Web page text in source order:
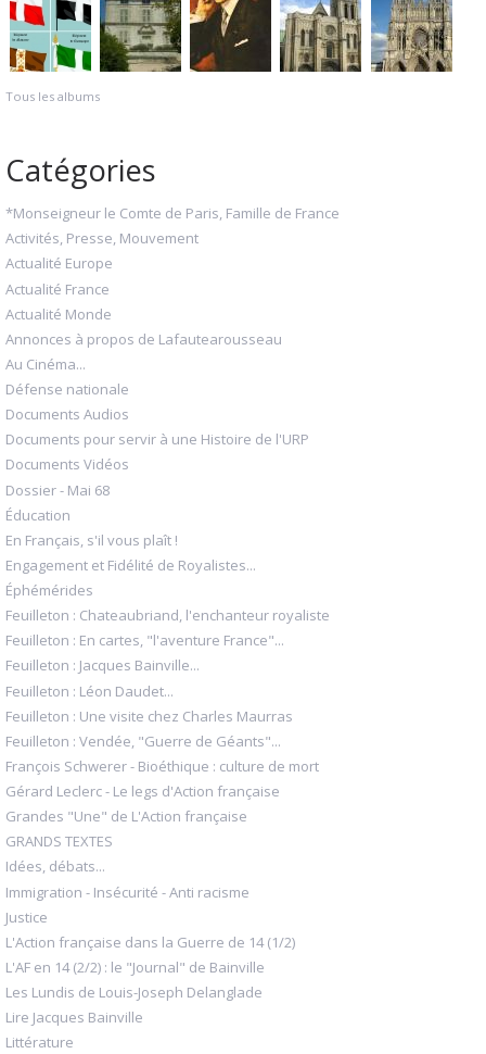
Tous les albums
Catégories
*Monseigneur le Comte de Paris, Famille de France
Activités, Presse, Mouvement
Actualité Europe
Actualité France
Actualité Monde
Annonces à propos de Lafautearousseau
Au Cinéma...
Défense nationale
Documents Audios
Documents pour servir à une Histoire de l'URP
Documents Vidéos
Dossier - Mai 68
Éducation
En Français, s'il vous plaît !
Engagement et Fidélité de Royalistes...
Éphémérides
Feuilleton : Chateaubriand, l'enchanteur royaliste
Feuilleton : En cartes, "l'aventure France"...
Feuilleton : Jacques Bainville...
Feuilleton : Léon Daudet...
Feuilleton : Une visite chez Charles Maurras
Feuilleton : Vendée, "Guerre de Géants"...
François Schwerer - Bioéthique : culture de mort
Gérard Leclerc - Le legs d'Action française
Grandes "Une" de L'Action française
GRANDS TEXTES
Idées, débats...
Immigration - Insécurité - Anti racisme
Justice
L'Action française dans la Guerre de 14 (1/2)
L'AF en 14 (2/2) : le "Journal" de Bainville
Les Lundis de Louis-Joseph Delanglade
Lire Jacques Bainville
Littérature